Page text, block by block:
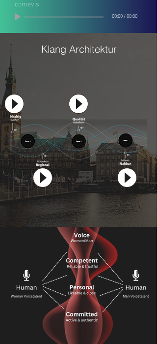
comevis
00:00/00:00
Klang Architektur